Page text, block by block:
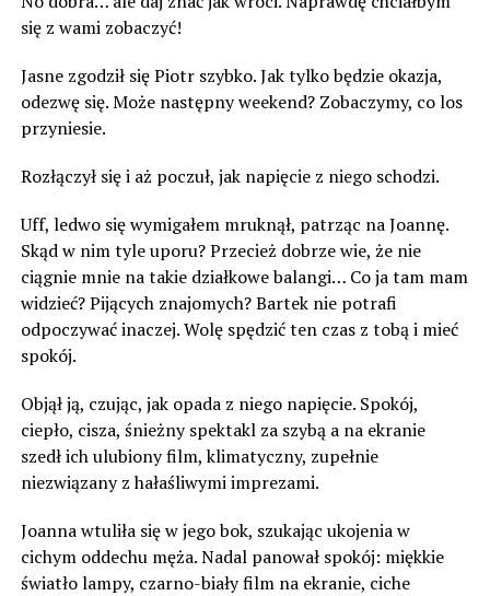
się z wami zobaczyć!
Jasne zgodził się Piotr szybko. Jak tylko będzie okazja,
odezwę się. Może następny weekend? Zobaczymy, co los
przyniesie.
Rozłączył się i aż poczuł, jak napięcie z niego schodzi.
Uff, ledwo się wymigałem mruknął, patrząc na Joannę.
Skąd w nim tyle uporu? Przecież dobrze wie, że nie
ciągnie mnie na takie działkowe balangi… Co ja tam mam
widzieć? Pijących znajomych? Bartek nie potrafi
odpoczywać inaczej. Wolę spędzić ten czas z tobą i mieć
spokój.
Objął ją, czując, jak opada z niego napięcie. Spokój,
ciepło, cisza, śnieżny spektakl za szybą a na ekranie
szedł ich ulubiony film, klimatyczny, zupełnie
niezwiązany z hałaśliwymi imprezami.
Joanna wtuliła się w jego bok, szukając ukojenia w
cichym oddechu męża. Nadal panował spokój: miękkie
światło lampy, czarno-biały film na ekranie, ciche